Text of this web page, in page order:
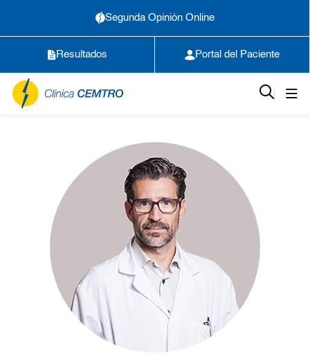
Segunda Opinión Online
Resultados Portal del Paciente